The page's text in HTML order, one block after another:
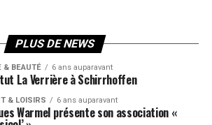
PLUS DE NEWS
& BEAUTÉ 6 ans auparavant
La Verrière à Schirrhoffen
& LOISIRS 6 ans auparavant
Warmel présente son association «